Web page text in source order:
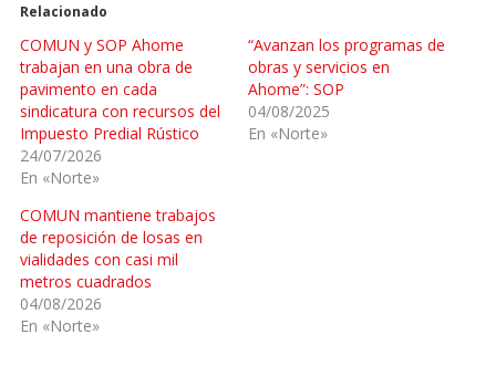
Relacionado
COMUN y SOP Ahome
trabajan en una obra de
pavimento en cada
sindicatura con recursos del
Impuesto Predial Rústico
24/07/2026
En «Norte»
“Avanzan los programas de
obras y servicios en
Ahome”: SOP
04/08/2025
En «Norte»
COMUN mantiene trabajos
de reposición de losas en
vialidades con casi mil
metros cuadrados
04/08/2026
En «Norte»